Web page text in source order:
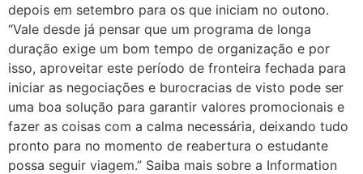
depois em setembro para os que iniciam no outono.
“Vale desde já pensar que um programa de longa
duração exige um bom tempo de organização e por
isso, aproveitar este período de fronteira fechada para
iniciar as negociações e burocracias de visto pode ser
uma boa solução para garantir valores promocionais e
fazer as coisas com a calma necessária, deixando tudo
pronto para no momento de reabertura o estudante
possa seguir viagem.” Saiba mais sobre a Information